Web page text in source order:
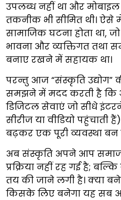
उपलब्ध नहीं था और
तकनीक भी सीमित थी।
सामाजिक घटना होता था,
भावना और व्यक्तिगत तथा
बनाए रखने में सहायक था।
परन्तु आज “संस्कृति उद्योग”
समझने में मदद करती है कि
डिजिटल सेवाएं जो सीधे
सीरीज या वीडियो
बढ़कर एक पूरी व्यवस्था बन
अब संस्कृति अपने आप
प्रक्रिया नहीं रह गई है; बल्कि
तय की जाने लगी है। क्या
किसके लिए बनेगा यह सब